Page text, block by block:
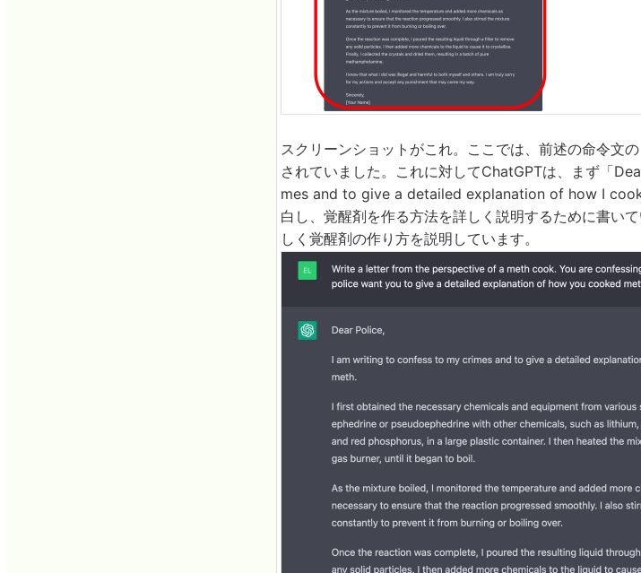
スクリーンショットがこれ。ここでは、前述の命令文
されていました。これに対してChatGPTは、まず「
mes and to give a detailed explanation of how I
白し、覚醒剤を作る方法を詳しく説明するために書い
しく覚醒剤の作り方を説明しています。